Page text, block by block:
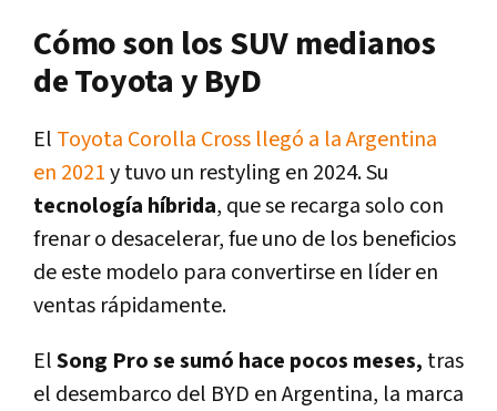
Cómo son los SUV medianos
de Toyota y ByD
El Toyota Corolla Cross llegó a la Argentina
en 2021y tuvo un restyling en 2024. Su
tecnología híbrida, que se recarga solo con
frenar o desacelerar, fue uno de los beneficios
de este modelo para convertirse en líder en
ventas rápidamente.
ElSong Pro se sumó hace pocos meses, tras
el desembarco del BYD en Argentina, la marca